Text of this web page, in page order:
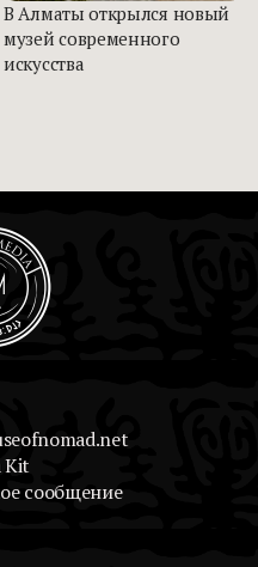
В Алматы открылся новый
музей современного
искусства
Kit
сообщение